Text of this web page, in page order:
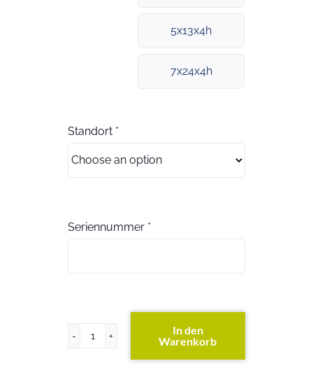
5x13x4h
7x24x4h
Standort *
Seriennummer *
x346
In den
Warenkorb